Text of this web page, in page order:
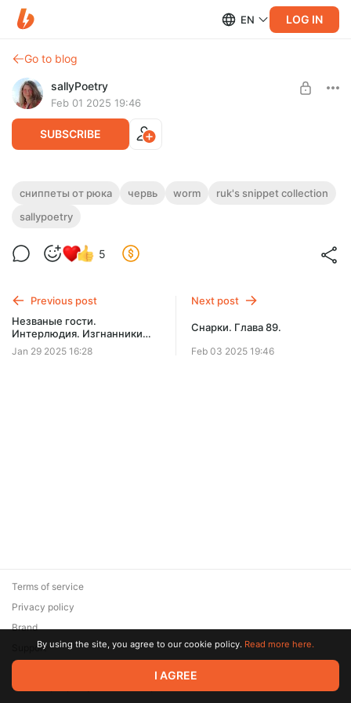
EN LOG IN
Go to blog
sallyPoetry
Feb 01 2025 19:46
SUBSCRIBE
Сниппеты от Рюка. Приключения
начинаются... (Червь/Покемон)
червя и покемонов! Здесь вас ждёт куча незнакомых
сниппеты от рюка червь worm
ruk's snippet collection
sallypoetry
5
Previous post
Незваные гости.
Интерлюдия. Изгнанники
Онлайн 2.
Jan 29 2025 16:28
Next post
Снарки. Глава 89.
Feb 03 2025 19:46
© 2026 Zaya Solutions Limited. All rights reserved. All trademarks
are the property of their respective owners.
Terms of service
Privacy policy
Brand
SupportBy using the site, you agree to our cookie policy. Read more here.
I AGREE